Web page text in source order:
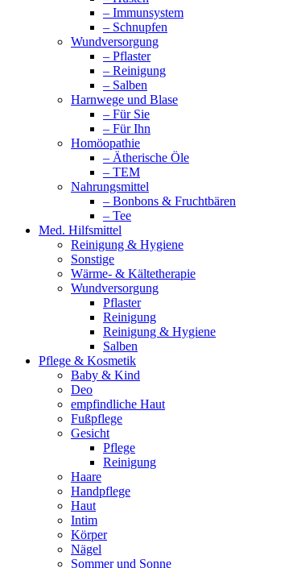
– Immunsystem
– Schnupfen
Wundversorgung
– Pflaster
– Reinigung
– Salben
Harnwege und Blase
– Für Sie
– Für Ihn
Homöopathie
– Ätherische Öle
– TEM
Nahrungsmittel
– Bonbons & Fruchtbären
– Tee
Med. Hilfsmittel
Reinigung & Hygiene
Sonstige
Wärme- & Kältetherapie
Wundversorgung
Pflaster
Reinigung
Reinigung & Hygiene
Salben
Pflege & Kosmetik
Baby & Kind
Deo
empfindliche Haut
Fußpflege
Gesicht
Pflege
Reinigung
Haare
Handpflege
Haut
Intim
Körper
Nägel
Sommer und Sonne